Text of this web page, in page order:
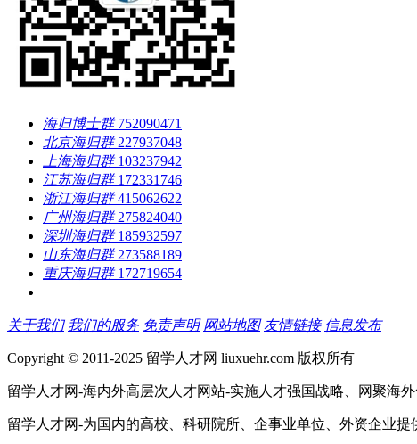
海归博士群 752090471
北京海归群 227937048
上海海归群 103237942
江苏海归群 172331746
浙江海归群 415062622
广州海归群 275824040
深圳海归群 185932597
山东海归群 273588189
重庆海归群 172719654
关于我们 我们的服务 免责声明 网站地图 友情链接 信息发布
Copyright © 2011-2025 留学人才网 liuxuehr.com 版权所有
留学人才网-海内外高层次人才网站-实施人才强国战略、网聚海
留学人才网-为国内的高校、科研院所、企事业单位、外资企业提